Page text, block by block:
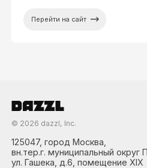
Перейти на сайт
© 2026 dazzl, Inc.
125047, город Москва,
вн.тер.г. муниципальный округ
ул. Гашека, д.6, помещение XIX